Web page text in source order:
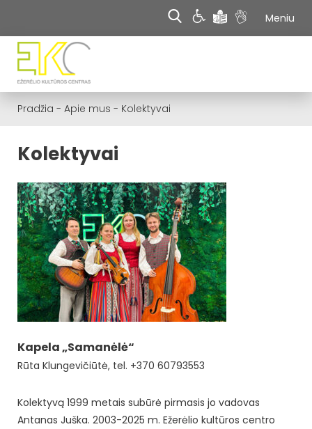
Meniu
Pradžia - Apie mus - Kolektyvai
Kolektyvai
Kapela „Samanėlė“
Rūta Klungevičiūtė, tel. +370 60793553
Kolektyvą 1999 metais subūrė pirmasis jo vadovas
Antanas Juška. 2003-2025 m. Ežerėlio kultūros centro